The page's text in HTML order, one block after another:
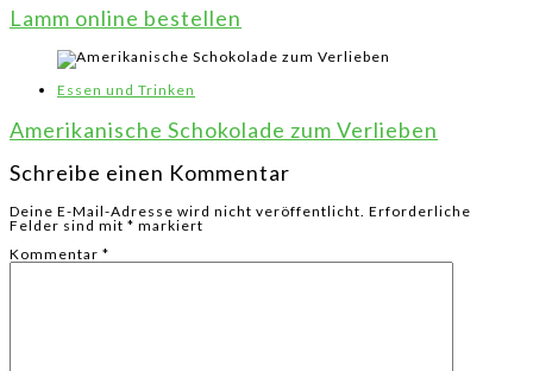
Lamm online bestellen
Essen und Trinken
Amerikanische Schokolade zum Verlieben
Schreibe einen Kommentar
Deine E-Mail-Adresse wird nicht veröffentlicht. Erforderliche
Felder sind mit * markiert
Kommentar *